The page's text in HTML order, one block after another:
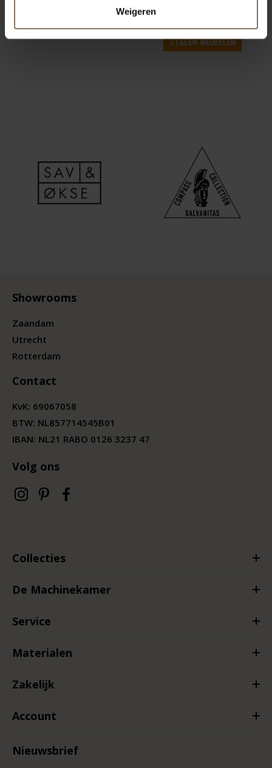
Weigeren
Showrooms
Zaandam
Utrecht
Rotterdam
Contact
KvK: 69067058
BTW: NL857714545B01
IBAN: NL21 RABO 0126 3237 47
Volg ons
Collecties
De Machinekamer
Service
Materialen
Zakelijk
Account
Nieuwsbrief